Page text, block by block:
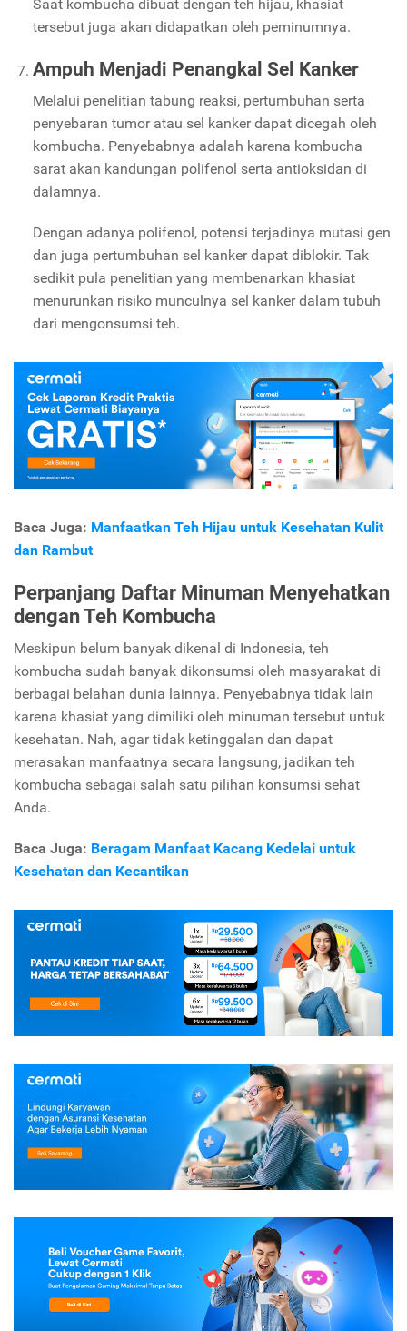
Saat kombucha dibuat dengan teh hijau, khasiat
tersebut juga akan didapatkan oleh peminumnya.
Ampuh Menjadi Penangkal Sel Kanker
Melalui penelitian tabung reaksi, pertumbuhan serta
penyebaran tumor atau sel kanker dapat dicegah oleh
kombucha. Penyebabnya adalah karena kombucha
sarat akan kandungan polifenol serta antioksidan di
dalamnya.
Dengan adanya polifenol, potensi terjadinya mutasi gen
dan juga pertumbuhan sel kanker dapat diblokir. Tak
sedikit pula penelitian yang membenarkan khasiat
menurunkan risiko munculnya sel kanker dalam tubuh
dari mengonsumsi teh.
Baca Juga: Manfaatkan Teh Hijau untuk Kesehatan Kulit
dan Rambut
Perpanjang Daftar Minuman Menyehatkan
dengan Teh Kombucha
Meskipun belum banyak dikenal di Indonesia, teh
kombucha sudah banyak dikonsumsi oleh masyarakat di
berbagai belahan dunia lainnya. Penyebabnya tidak lain
karena khasiat yang dimiliki oleh minuman tersebut untuk
kesehatan. Nah, agar tidak ketinggalan dan dapat
merasakan manfaatnya secara langsung, jadikan teh
kombucha sebagai salah satu pilihan konsumsi sehat
Anda.
Baca Juga: Beragam Manfaat Kacang Kedelai untuk
Kesehatan dan Kecantikan